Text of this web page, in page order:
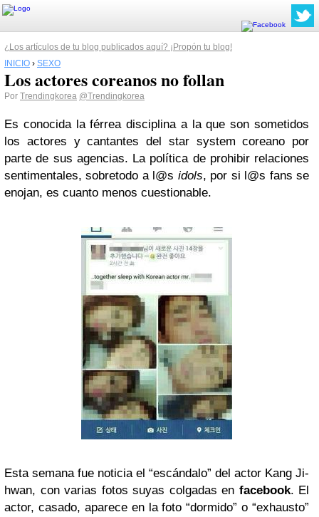
¿Los artículos de tu blog publicados aquí? ¡Propón tu blog!
INICIO › SEXO
Los actores coreanos no follan
Por Trendingkorea @Trendingkorea
Es conocida la férrea disciplina a la que son sometidos
los actores y cantantes del star system coreano por
parte de sus agencias. La política de prohibir relaciones
sentimentales, sobretodo a l@s idols, por si l@s fans se
enojan, es cuanto menos cuestionable.
Esta semana fue noticia el “escándalo” del actor Kang Ji-
hwan, con varias fotos suyas colgadas en facebook. El
actor, casado, aparece en la foto “dormido” o “exhausto”